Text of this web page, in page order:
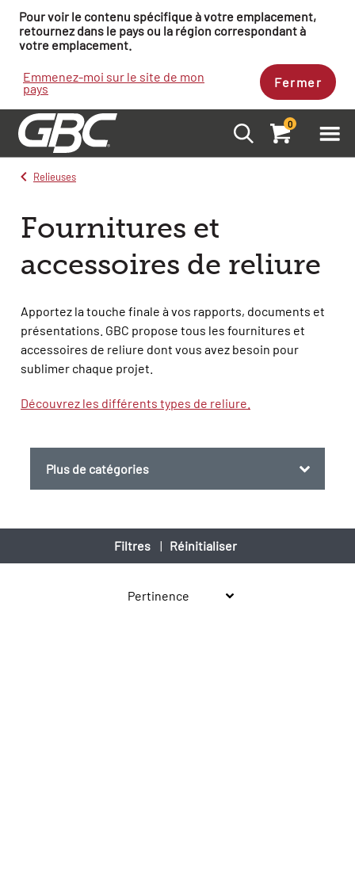
Pour voir le contenu spécifique à votre emplacement,
retournez dans le pays ou la région correspondant à
votre emplacement.
Emmenez-moi sur le site de mon
pays Fermer
0
Relieuses
Fournitures et
accessoires de reliure
Apportez la touche finale à vos rapports, documents et
présentations. GBC propose tous les fournitures et
accessoires de reliure dont vous avez besoin pour
sublimer chaque projet.
Découvrez les différents types de reliure.
Plus de catégories
Filtres | Réinitialiser